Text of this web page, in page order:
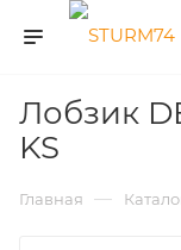
Лобзик
KS
Главная —